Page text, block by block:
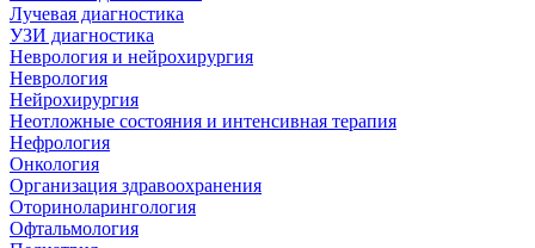
Лучевая диагностика
УЗИ диагностика
Неврология и нейрохирургия
Неврология
Нейрохирургия
Неотложные состояния и интенсивная терапия
Нефрология
Онкология
Организация здравоохранения
Оториноларингология
Офтальмология